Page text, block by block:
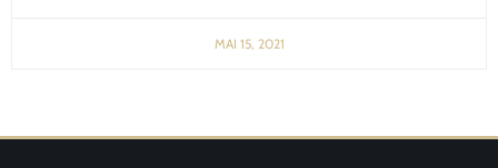
MAI 15, 2021